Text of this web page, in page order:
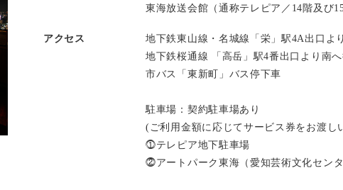
東海放送会館（通称テレピア／14階及び15
アクセス
地下鉄東山線・名城線「栄」駅4A出口よ
地下鉄桜通線 「高岳」駅4番出口より南
市バス「東新町」バス停下車
駐車場：契約駐車場あり
(ご利用金額に応じてサービス券をお渡し
⓵テレピア地下駐車場
⓶アートパーク東海（愛知芸術文化センタ